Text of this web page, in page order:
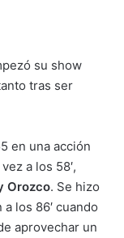
su show
tras ser
en una acción
a los 58′,
Orozco. Se hizo
los 86′ cuando
aprovechar un